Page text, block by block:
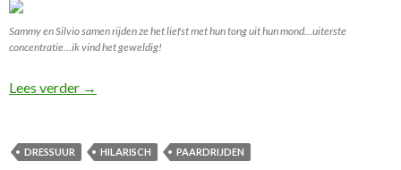
Sammy en Silvio samen rijden ze het liefst met hun tong uit hun mond…uiterste
concentratie…ik vind het geweldig!
Lees verder Paardrijden en ik is hilarisch te noemen
→
DRESSUUR HILARISCH PAARDRIJDEN